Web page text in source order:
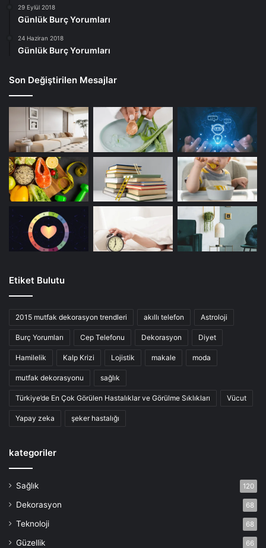
beslenmek, anne sütünün kalitesini ve miktarını olumlu
yönde etkiler. Sağlıklı bir emzirme dönemi için, beslenme
alışkanlıklarına dikkat edilmesi gerekmektedir.
Anne Sütünü Artıran Besinler
Emzirme dönemi
Emzirme Döneminde Beslenme Önerileri
29 Eylül 2018
Günlük Burç Yorumları
24 Haziran 2018
Günlük Burç Yorumları
Son Değiştirilen Mesajlar
Etiket Bulutu
2015 mutfak dekorasyon trendleri akıllı telefon Astroloji
Burç Yorumları Cep Telefonu Dekorasyon Diyet
Hamilelik Kalp Krizi Lojistik makale moda
mutfak dekorasyonu sağlık
Türkiye’de En Çok Görülen Hastalıklar ve Görülme Sıklıkları Vücut
Yapay zeka şeker hastalığı
kategoriler
Sağlık 120
Dekorasyon 68
Teknoloji 68
Güzellik 66